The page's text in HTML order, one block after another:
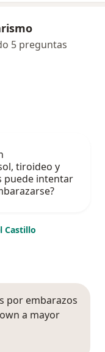
5 preguntas
tiroideo y
puede intentar
Castillo
por embarazos
a mayor